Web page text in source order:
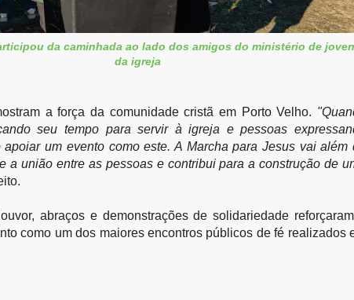
da caminhada ao lado dos amigos do ministério de
da igreja
a força da comunidade cristã em Porto Velho.
seu tempo para servir à igreja e pessoas
um evento como este. A Marcha para Jesus vai além
a união entre as pessoas e contribui para a construção de
abraços e demonstrações de solidariedade
como um dos maiores encontros públicos de fé realizados